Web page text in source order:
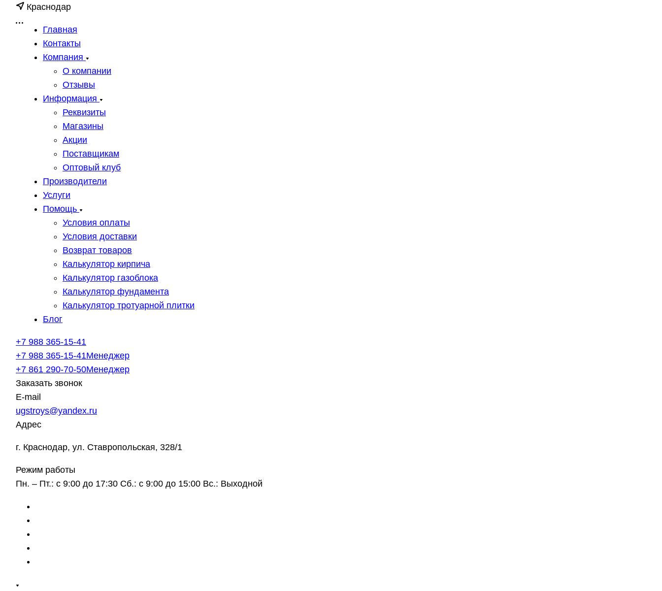
Краснодар
Главная
Контакты
Компания
О компании
Отзывы
Информация
Реквизиты
Магазины
Акции
Поставщикам
Оптовый клуб
Производители
Услуги
Помощь
Условия оплаты
Условия доставки
Возврат товаров
Калькулятор кирпича
Калькулятор газоблока
Калькулятор фундамента
Калькулятор тротуарной плитки
Блог
+7 988 365-15-41
+7 988 365-15-41Менеджер
+7 861 290-70-50Менеджер
Заказать звонок
E-mail
ugstroys@yandex.ru
Адрес
г. Краснодар, ул. Ставропольская, 328/1
Режим работы
Пн. – Пт.: с 9:00 до 17:30 Сб.: с 9:00 до 15:00 Вс.: Выходной